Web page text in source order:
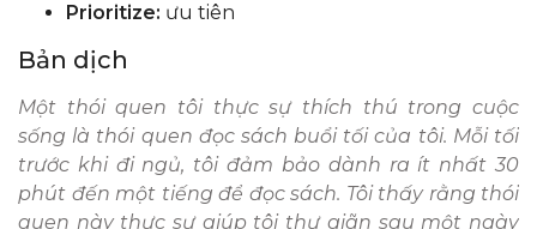
Prioritize: ưu tiên
Bản dịch
Một thói quen tôi thực sự thích thú trong cuộc
sống là thói quen đọc sách buổi tối của tôi. Mỗi tối
trước khi đi ngủ, tôi đảm bảo dành ra ít nhất 30
phút đến một tiếng để đọc sách. Tôi thấy rằng thói
quen này thực sự giúp tôi thư giãn sau một ngày